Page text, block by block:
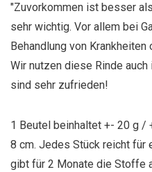
"Zuvorkommen ist besser
sehr wichtig. Vor allem bei
Behandlung von
Wir nutzen diese Rinde
sind sehr zufrieden!
1 Beutel beinhaltet +- 20 g /
8 cm. Jedes Stück reicht für
gibt für 2 Monate die Stoffe